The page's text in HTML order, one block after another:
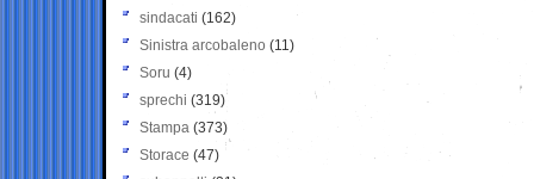
sindacati (162)
Sinistra arcobaleno (11)
Soru (4)
sprechi (319)
Stampa (373)
Storace (47)